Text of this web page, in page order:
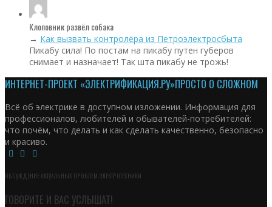
Клоповник развёл собака
→ Как вызвать контролёра из Петроэлектросбыта
Пикабу сила! По постам на пикабу путен губеров
снимает и назначает! Так шта пикабу не трожь!
ИНТЕРНЕТ-ПРОЕКТ «ЭЛЕКТРИФИКАЦИЯ.РУ»ПРОСТО О СЛОЖНОМ
Всё об электрике в доступном изложении. Информация для
профессионалов, любителей и обывателей-потребителей:
что почём, что делать и как сделать качественно, безопасно
и красиво.
ОБСУЖДЕНИЕ АКТУАЛЬНЫХ ПРОБЛЕМ ЭЛЕКТРОТЕХНИКИ
ГОВОРИТЕ И ВАС УСЛЫШАТ!